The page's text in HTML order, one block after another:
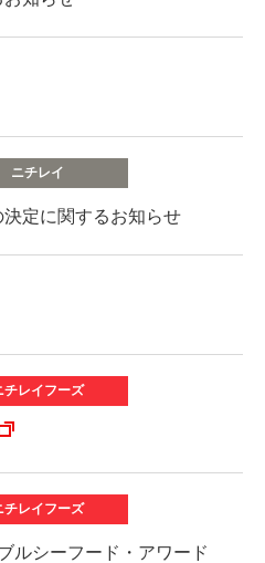
定に関するお知らせ
ルシーフード・アワード